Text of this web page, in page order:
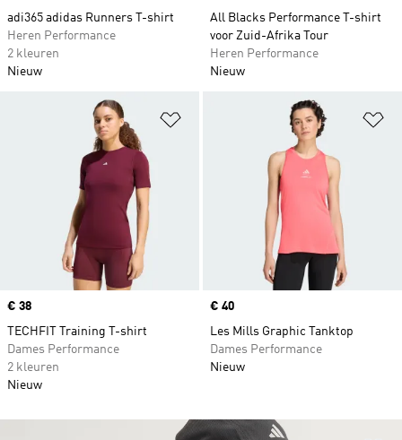
adi365 adidas Runners T-shirt
Heren Performance
2 kleuren
Nieuw
All Blacks Performance T-shirt
voor Zuid-Afrika Tour
Heren Performance
Nieuw
Op verlanglijst zetten
Price
€ 38
TECHFIT Training T-shirt
Dames Performance
2 kleuren
Nieuw
Price
€ 40
Les Mills Graphic Tanktop
Dames Performance
Nieuw